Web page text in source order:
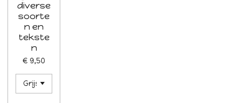
diverse
soorte
n en
tekste
n
€ 9,50